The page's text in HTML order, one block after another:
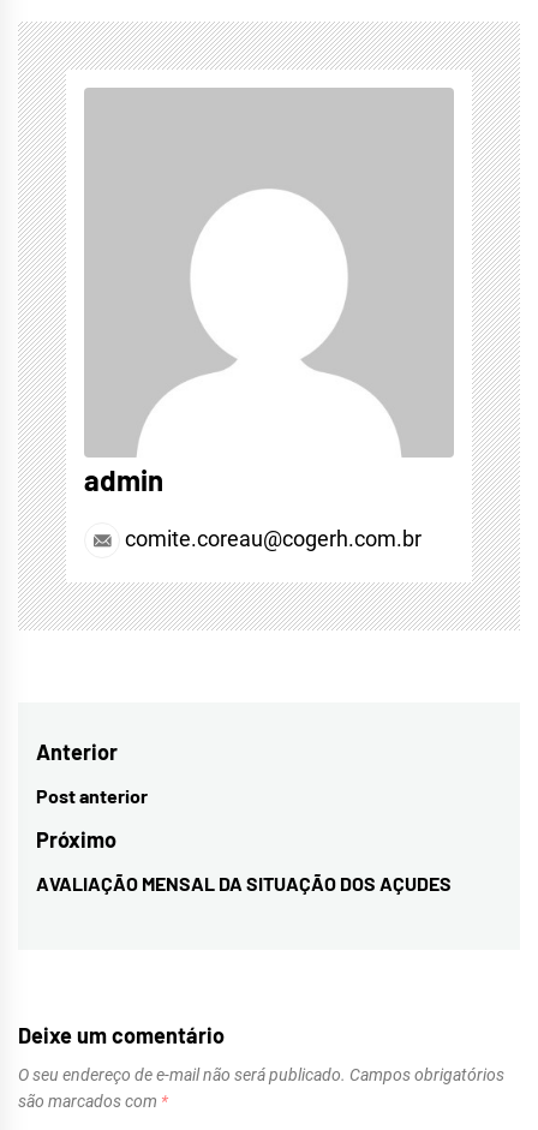
admin
comite.coreau@cogerh.com.br
Navegação
de
Post
Anterior
Previous
post:
Post anterior
Próximo
Next
AVALIAÇÃO MENSAL DA SITUAÇÃO DOS AÇUDES
Deixe um comentário
O seu endereço de e-mail não será publicado. Campos obrigatórios
são marcados com *